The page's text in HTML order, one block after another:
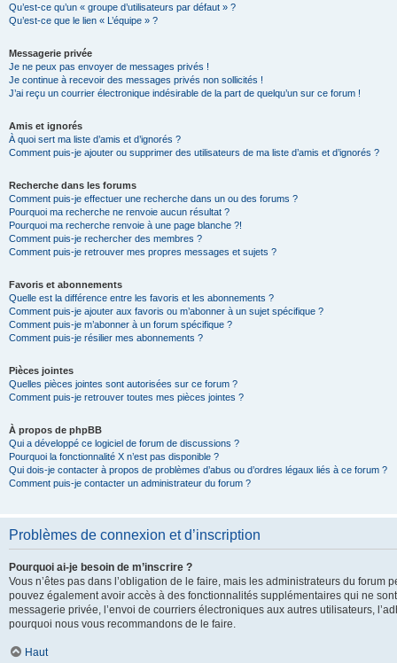
Qu’est-ce qu’un « groupe d’utilisateurs par défaut » ?
Qu’est-ce que le lien « L’équipe » ?
Messagerie privée
Je ne peux pas envoyer de messages privés !
Je continue à recevoir des messages privés non sollicités !
J’ai reçu un courrier électronique indésirable de la part de quelqu’un sur ce forum !
Amis et ignorés
À quoi sert ma liste d’amis et d’ignorés ?
Comment puis-je ajouter ou supprimer des utilisateurs de ma liste d’amis et d’ignorés ?
Recherche dans les forums
Comment puis-je effectuer une recherche dans un ou des forums ?
Pourquoi ma recherche ne renvoie aucun résultat ?
Pourquoi ma recherche renvoie à une page blanche ?!
Comment puis-je rechercher des membres ?
Comment puis-je retrouver mes propres messages et sujets ?
Favoris et abonnements
Quelle est la différence entre les favoris et les abonnements ?
Comment puis-je ajouter aux favoris ou m’abonner à un sujet spécifique ?
Comment puis-je m’abonner à un forum spécifique ?
Comment puis-je résilier mes abonnements ?
Pièces jointes
Quelles pièces jointes sont autorisées sur ce forum ?
Comment puis-je retrouver toutes mes pièces jointes ?
À propos de phpBB
Qui a développé ce logiciel de forum de discussions ?
Pourquoi la fonctionnalité X n’est pas disponible ?
Qui dois-je contacter à propos de problèmes d’abus ou d’ordres légaux liés à ce forum ?
Comment puis-je contacter un administrateur du forum ?
Problèmes de connexion et d’inscription
Pourquoi ai-je besoin de m’inscrire ?
Vous n’êtes pas dans l’obligation de le faire, mais les administrateurs du
pouvez également avoir accès à des fonctionnalités supplémentaires qui ne
messagerie privée, l’envoi de courriers électroniques aux autres utilisateurs,
pourquoi nous vous recommandons de le faire.
Haut